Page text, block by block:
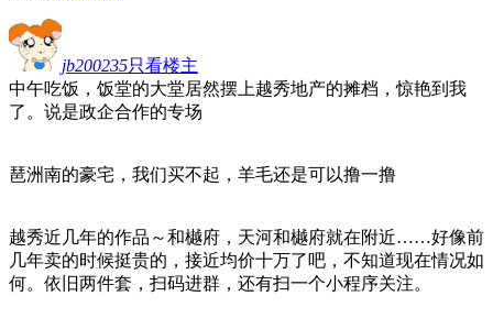
jb200235只看楼主
中午吃饭，饭堂的大堂居然摆上越秀地产的摊档，惊艳到我
了。说是政企合作的专场
琶洲南的豪宅，我们买不起，羊毛还是可以撸一撸
越秀近几年的作品～和樾府，天河和樾府就在附近……好像前
几年卖的时候挺贵的，接近均价十万了吧，不知道现在情况如
何。依旧两件套，扫码进群，还有扫一个小程序关注。